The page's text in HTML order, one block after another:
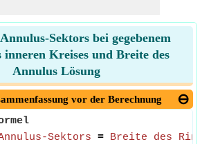
Sektors bei gegebenem
inneren Kreises und Breite des
Annulus Lösung
vor der Berechnung
Sektors = Breite des Rings